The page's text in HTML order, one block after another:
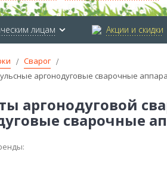
лицам Акции и скидки
Сварог
аргонодуговые сварочные
аргонодуговой
сварочные